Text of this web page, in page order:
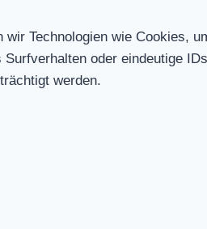
Technologien wie Cookies,
oder eindeutige
werden.